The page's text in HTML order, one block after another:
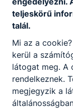
Általános
tatója
teljeskörű
talál.
Mi az a
kerül a
látogat meg. A
rendelkeznek.
megjegyzik a